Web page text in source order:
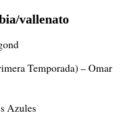
vallenato
Temporada) – Omar
Azules